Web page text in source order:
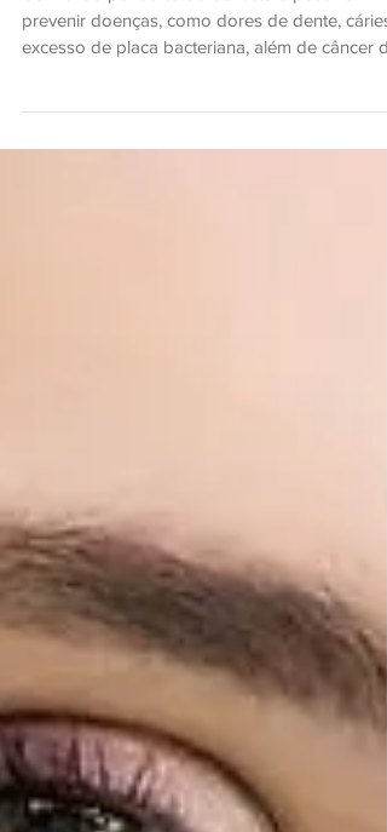
Com a ida periódica ao dentista é possível
prevenir doenças, como dores de dente, cáries